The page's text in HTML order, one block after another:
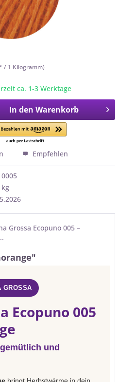
/ 1 Kilogramm)
ca. 1-3 Werktage
In den Warenkorb
Empfehlen
kg
Grossa Ecopuno 005 –
GROSSA
Ecopuno 005
und